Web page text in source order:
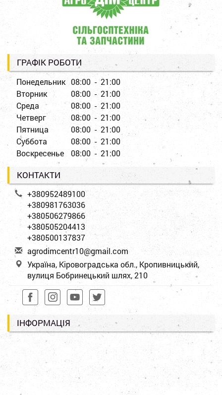
ГРАФІК РОБОТИ
Понедельник 08:00 - 21:00
Вторник
08:00 - 21:00
Среда
08:00 - 21:00
Четверг
08:00 - 21:00
Пятница
08:00 - 21:00
Суббота
08:00 - 21:00
Воскресенье
08:00 - 21:00
КОНТАКТИ
+380952489100
+380981763036
+380506279866
+380505204413
+380500137837
agrodimcentr10@gmail.com
Україна, Кіровоградська обл., Кропивницький,
вулиця Бобринецький шлях, 210
ІНФОРМАЦІЯ